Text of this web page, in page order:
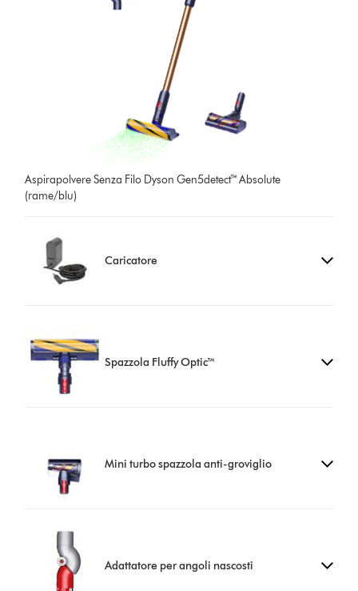
Aspirapolvere Senza Filo Dyson Gen5detect™ Absolute
(rame/blu)
Caricatore
Spazzola Fluffy Optic™
Mini turbo spazzola anti-groviglio
Adattatore per angoli nascosti